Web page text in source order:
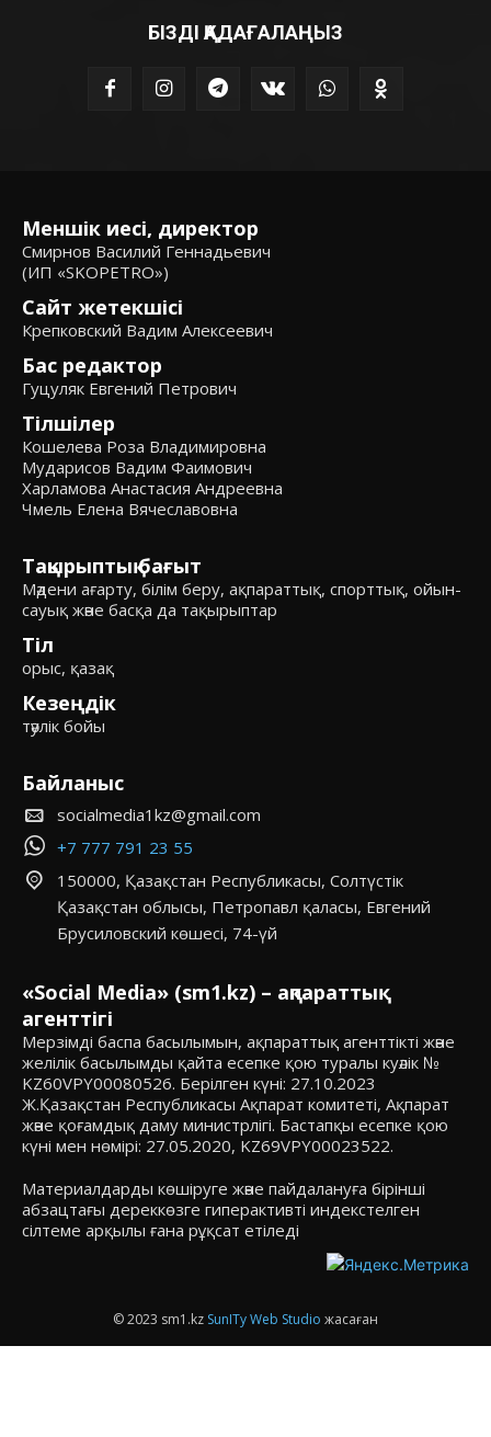
БІЗДІ ҚАДАҒАЛАҢЫЗ
Меншік иесі, директор
Смирнов Василий Геннадьевич
(ИП «SKOPETRO»)
Сайт жетекшісі
Крепковский Вадим Алексеевич
Бас редактор
Гуцуляк Евгений Петрович
Тілшілер
Кошелева Роза Владимировна
Мударисов Вадим Фаимович
Харламова Анастасия Андреевна
Чмель Елена Вячеславовна
Тақырыптық бағыт
Мәдени ағарту, білім беру, ақпараттық, спорттық, ойын-
сауық және басқа да тақырыптар
Тіл
орыс, қазақ
Кезеңдік
тәулік бойы
Байланыс
socialmedia1kz@gmail.com
+7 777 791 23 55
150000, Қазақстан Республикасы, Солтүстік
Қазақстан облысы, Петропавл қаласы, Евгений
Брусиловский көшесі, 74-үй
«Social Media» (sm1.kz) – ақпараттық
агенттігі
Мерзімді баспа басылымын, ақпараттық агенттікті және
желілік басылымды қайта есепке қою туралы куәлік №
KZ60VPY00080526. Берілген күні: 27.10.2023
Ж.Қазақстан Республикасы Ақпарат комитеті, Ақпарат
және қоғамдық даму министрлігі. Бастапқы есепке қою
күні мен нөмірі: 27.05.2020, KZ69VPY00023522.
Материалдарды көшіруге және пайдалануға бірінші
абзацтағы дереккөзге гиперактивті индекстелген
сілтеме арқылы ғана рұқсат етіледі
© 2023 sm1.kz SunITy Web Studio жасаған